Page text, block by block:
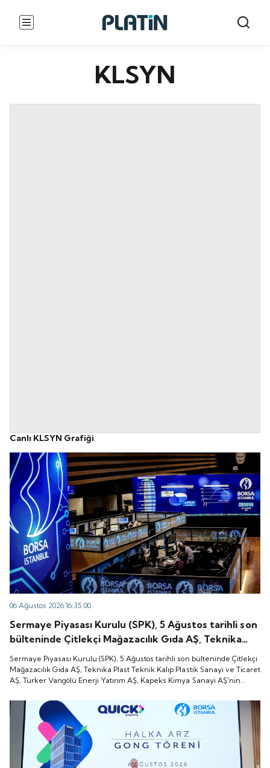
KLSYN
Canlı KLSYN Grafiği
06 Ağustos 2026 16:35:00
Sermaye Piyasası Kurulu (SPK), 5 Ağustos tarihli son
bülteninde Çitlekçi Mağazacılık Gıda AŞ, Teknika
Plast Teknik Kalıp Plastik Sanayi ve Ticaret AŞ,
Türker Vangölü Enerji Yatırım AŞ, Kapeks Kimya
Sanayi AŞ'nin halka arzlarına onay verdiği duyurdu.
Sermaye Piyasası Kurulu (SPK), 5 Ağustos tarihli son bülteninde Çitlekçi
Mağazacılık Gıda AŞ, Teknika Plast Teknik Kalıp Plastik Sanayi ve Ticaret
AŞ, Türker Vangölü Enerji Yatırım AŞ, Kapeks Kimya Sanayi AŞ'nin